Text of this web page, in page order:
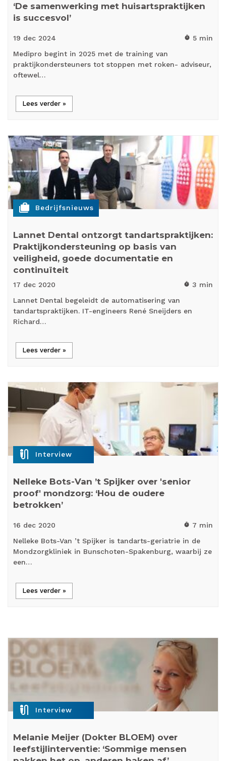
‘De samenwerking met huisartspraktijken
is succesvol’
19 dec 2024 timer 5 min
Medipro begint in 2025 met de training van
praktijkondersteuners tot stoppen met roken- adviseur,
oftewel…
Lees verder »
cases Bedrijfsnieuws
Lannet Dental ontzorgt tandartspraktijken:
Praktijkondersteuning op basis van
veiligheid, goede documentatie en
continuïteit
17 dec 2020 timer 3 min
Lannet Dental begeleidt de automatisering van
tandartspraktijken. IT-engineers René Sneijders en
Richard…
Lees verder »
mic_external_on Interview
Nelleke Bots-Van ’t Spijker over 'senior
proof' mondzorg: ‘Hou de oudere
betrokken’
16 dec 2020 timer 7 min
Nelleke Bots-Van ’t Spijker is tandarts-geriatrie in de
Mondzorgkliniek in Bunschoten-Spakenburg, waarbij ze
een…
Lees verder »
mic_external_on Interview
Melanie Meijer (Dokter BLOEM) over
leefstijlinterventie: ‘Sommige mensen